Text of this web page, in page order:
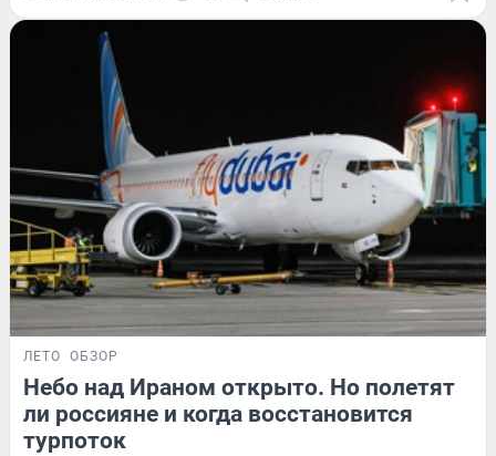
ЛЕТО ОБЗОР
Небо над Ираном открыто. Но полетят
ли россияне и когда восстановится
турпоток